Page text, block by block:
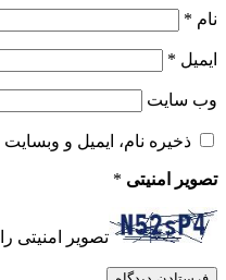
نام *
ایمیل *
وب‌ سایت
ذخیره نام، ایمیل و
تصویر امنیتی *
تصویر امنیتی